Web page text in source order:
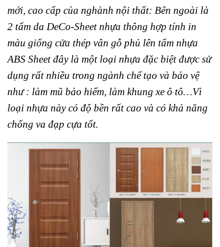
mới, cao cấp của nghành nội thất: Bên ngoài là
2 tấm da DeCo-Sheet nhựa thông hợp tính in
màu giống cửa thép vân gỗ phủ lên tấm nhựa
ABS Sheet đây là một loại nhựa đặc biệt được sử
dụng rất nhiều trong ngành chế tạo và bảo vệ
như : làm mũ bảo hiểm, làm khung xe ô tô…Vì
loại nhựa này có độ bền rất cao và có khả năng
chống va đạp cựa tốt.